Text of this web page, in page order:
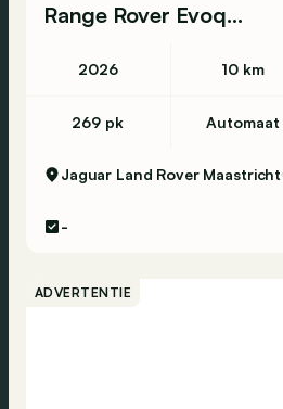
Range Rover Evoque
2026 10 km
269 pk Automaat
Jaguar Land Rover Maastricht
-
ADVERTENTIE